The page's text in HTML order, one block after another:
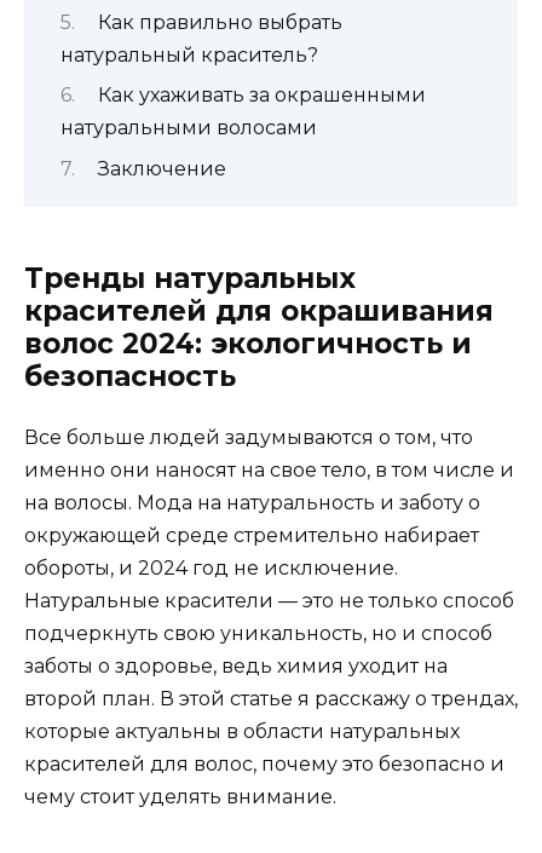
Как правильно выбрать
натуральный краситель?
Как ухаживать за окрашенными
натуральными волосами
Заключение
Тренды натуральных
красителей для окрашивания
волос 2024: экологичность и
безопасность
Все больше людей задумываются о том, что
именно они наносят на свое тело, в том числе и
на волосы. Мода на натуральность и заботу о
окружающей среде стремительно набирает
обороты, и 2024 год не исключение.
Натуральные красители — это не только способ
подчеркнуть свою уникальность, но и способ
заботы о здоровье, ведь химия уходит на
второй план. В этой статье я расскажу о трендах,
которые актуальны в области натуральных
красителей для волос, почему это безопасно и
чему стоит уделять внимание.